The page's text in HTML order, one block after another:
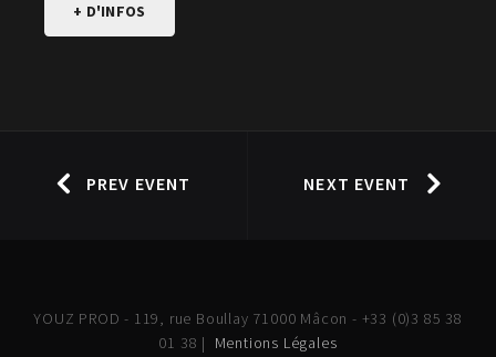
+ D'INFOS
PREV EVENT NEXT EVENT
YOUZ PROD - 119, rue Boullay 71000 Mâcon - +33 (0)3 85 38
01 38 | Mentions Légales